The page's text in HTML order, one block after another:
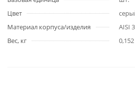
Цвет
Материал корпуса/изделия
AISI
Вес, кг
0,152